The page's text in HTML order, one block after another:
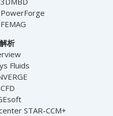
析
Fluids
STAR-CCM+